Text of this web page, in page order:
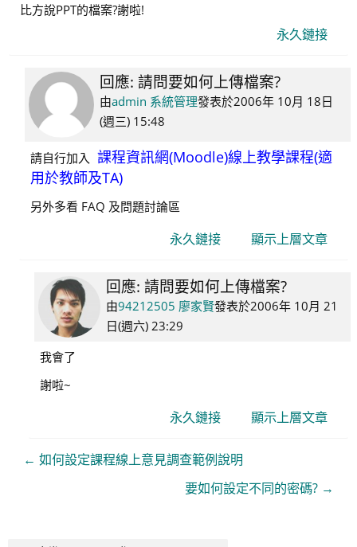
比方說PPT的檔案?謝啦!
永久鏈接
In
reply
to
廖
家
賢
回應: 請問要如何上傳檔案?
由admin 系統管理發表於2006年 10月 18日
(週三) 15:48
請自行加入 課程資訊網(Moodle)線上教學課程(適
用於教師及TA)
另外多看 FAQ 及問題討論區
永久鏈接 顯示上層文章
In
reply
to
回應: 請問要如何上傳檔案?
由94212505 廖家賢發表於2006年 10月 21
日(週六) 23:29
我會了
謝啦~
永久鏈接 顯示上層文章
← 如何設定課程線上意見調查範例說明
要如何設定不同的密碼? →